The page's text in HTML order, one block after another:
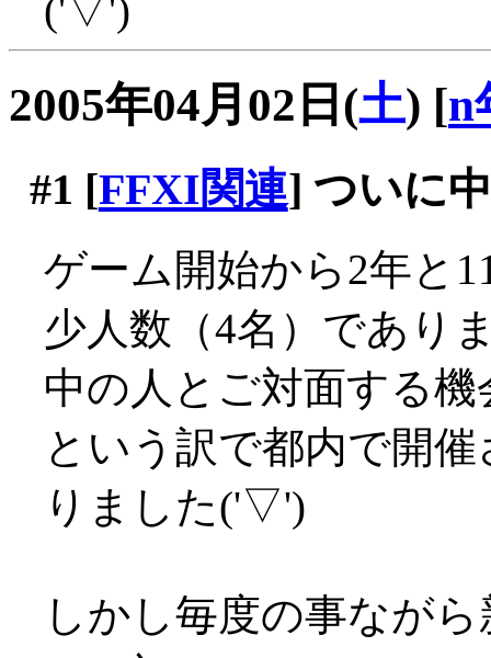
('▽')
2005年04月02日(土) [n
#1 [FFXI関連] ついに
ゲーム開始から2年と
少人数（4名）であり
中の人とご対面する機
という訳で都内で開
りました('▽')
しかし毎度の事なが